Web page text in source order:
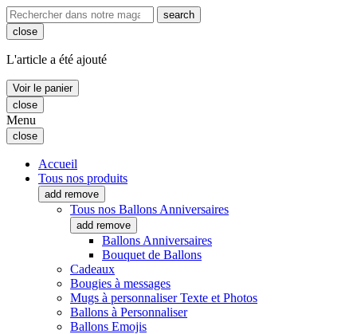
search
close
L'article a été ajouté
Voir le panier
close
Menu
close
Accueil
Tous nos produits
add remove
Tous nos Ballons Anniversaires
add remove
Ballons Anniversaires
Bouquet de Ballons
Cadeaux
Bougies à messages
Mugs à personnaliser Texte et Photos
Ballons à Personnaliser
Ballons Emojis